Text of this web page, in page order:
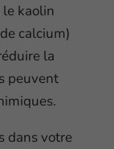
kaolin
calcium)
la
peuvent
dans votre